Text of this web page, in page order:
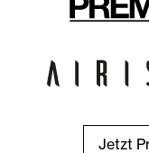
Jetzt